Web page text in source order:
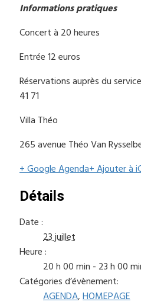
Informations pratiques
Concert à 20 heures
Entrée 12 euros
Réservations auprès du
41 71
Villa Théo
265 avenue Théo Van
+ Google Agenda+ Ajouter à
Détails
Date :
23 juillet
Heure :
20 h 00 min - 23 h 00
Catégories d’évènement:
AGENDA,HOMEPAGE